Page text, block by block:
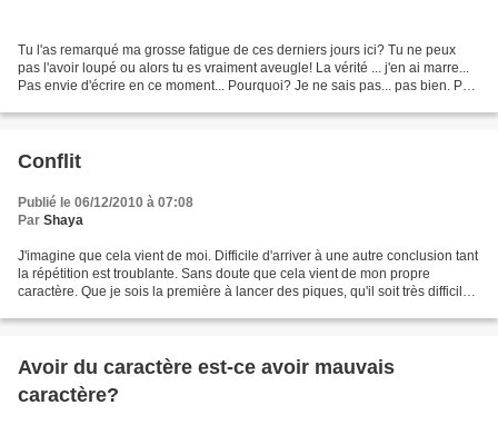
Tu l'as remarqué ma grosse fatigue de ces derniers jours ici? Tu ne peux
pas l'avoir loupé ou alors tu es vraiment aveugle! La vérité ... j'en ai marre...
Pas envie d'écrire en ce moment... Pourquoi? Je ne sais pas... pas bien. Pas
Conflit
Publié le 06/12/2010 à 07:08
Par Shaya
J'imagine que cela vient de moi. Difficile d'arriver à une autre conclusion tant
la répétition est troublante. Sans doute que cela vient de mon propre
caractère. Que je sois la première à lancer des piques, qu'il soit très difficile
Avoir du caractère est-ce avoir mauvais
caractère?